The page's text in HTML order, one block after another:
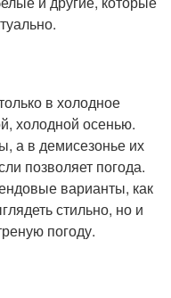
в холодное
холодной осенью.
а в демисезонье их
позволяет погода.
варианты, как
стильно, но и
погоду.